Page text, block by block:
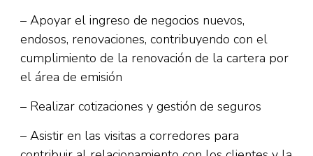
– Apoyar el ingreso de negocios nuevos,
endosos, renovaciones, contribuyendo con el
cumplimiento de la renovación de la cartera por
el área de emisión
– Realizar cotizaciones y gestión de seguros
– Asistir en las visitas a corredores para